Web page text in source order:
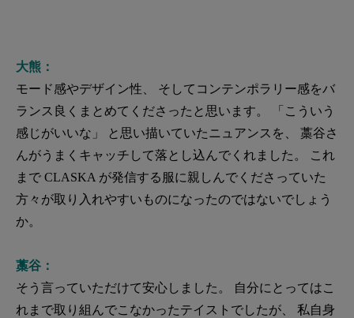
大熊：
モード感やデザイン性、 そしてコンテンポラリー感をバ
ランス良くまとめてくださったと思います。 「こういう
感じがいいな」 と思い描いていたニュアンスを、 藁谷さ
んがうまくキャッチして落とし込んでくれました。 これ
まで CLASKA が発信する服に親しんでくださっていた
方々が取り入れやすいものになったのではないでしょう
か。
藁谷：
そう言っていただけて安心しました。 自分にとってはこ
れまで取り組んでこなかったテイストでしたが、 私自身